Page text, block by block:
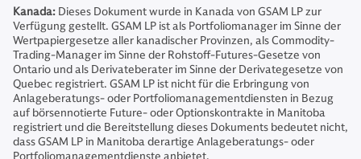
Kanada: Dieses Dokument wurde in Kanada von GSAM LP zur
Verfügung gestellt. GSAM LP ist als Portfoliomanager im Sinne der
Wertpapiergesetze aller kanadischer Provinzen, als Commodity-
Trading-Manager im Sinne der Rohstoff-Futures-Gesetze von
Ontario und als Derivateberater im Sinne der Derivategesetze von
Quebec registriert. GSAM LP ist nicht für die Erbringung von
Anlageberatungs- oder Portfoliomanagementdiensten in Bezug
auf börsennotierte Future- oder Optionskontrakte in Manitoba
registriert und die Bereitstellung dieses Dokuments bedeutet nicht,
dass GSAM LP in Manitoba derartige Anlageberatungs- oder
Portfoliomanagementdienste anbietet.